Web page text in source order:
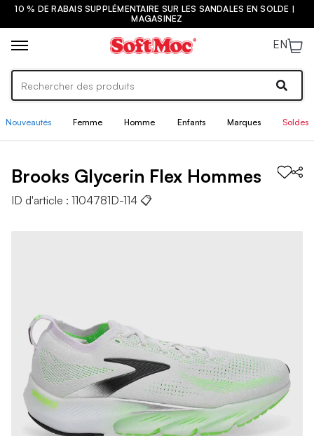
10 % DE RABAIS SUPPLÉMENTAIRE SUR LES SANDALES EN SOLDE |
MAGASINEZ
EN
Nouveautés Femme Homme Enfants Marques Soldes
Brooks Glycerin Flex Hommes
ID d'article : 1104781D-114 📋